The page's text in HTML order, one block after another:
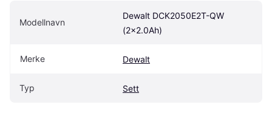
Modellnavn
Dewalt DCK2050E2T-QW
(2x2.0Ah)
Merke Dewalt
Typ Sett